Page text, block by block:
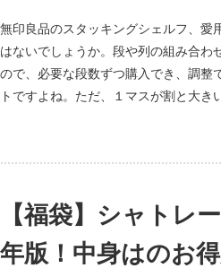
無印良品のスタッキングシェルフ、愛
はないでしょうか。段や列の組み合わ
ので、必要な段数ずつ購入でき、調整
トですよね。ただ、１マスが割と大き
【福袋】シャトレ
年版！中身はのお